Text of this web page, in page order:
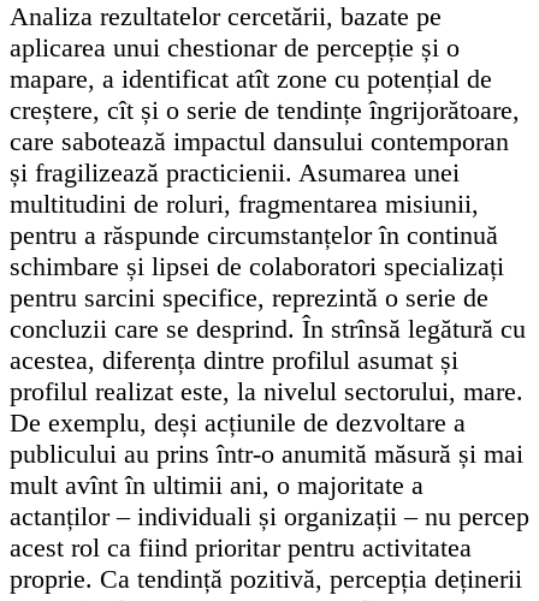
Analiza rezultatelor cercetării, bazate pe
aplicarea unui chestionar de percepție și o
mapare, a identificat atît zone cu potențial de
creștere, cît și o serie de tendințe îngrijorătoare,
care sabotează impactul dansului contemporan
și fragilizează practicienii. Asumarea unei
multitudini de roluri, fragmentarea misiunii,
pentru a răspunde circumstanțelor în continuă
schimbare și lipsei de colaboratori specializați
pentru sarcini specifice, reprezintă o serie de
concluzii care se desprind. În strînsă legătură cu
acestea, diferența dintre profilul asumat și
profilul realizat este, la nivelul sectorului, mare.
De exemplu, deși acțiunile de dezvoltare a
publicului au prins într-o anumită măsură și mai
mult avînt în ultimii ani, o majoritate a
actanților – individuali și organizații – nu percep
acest rol ca fiind prioritar pentru activitatea
proprie. Ca tendință pozitivă, percepția deținerii